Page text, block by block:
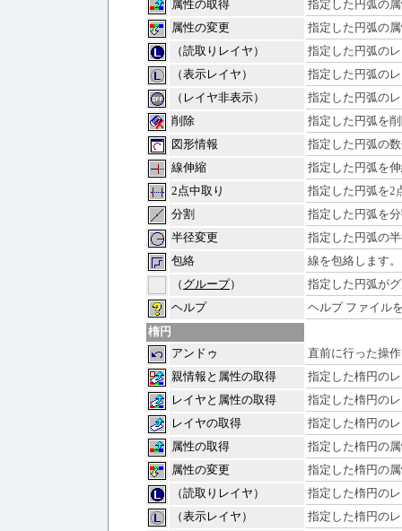
属性の取得
指定した円弧の
属性の変更
指定した円弧の
（読取りレイヤ）
指定した円弧の
（表示レイヤ）
指定した円弧の
（レイヤ非表示）
指定した円弧の
削除
指定した円弧を
図形情報
指定した円弧の
線伸縮
指定した円弧を
2点中取り
指定した円弧を2
分割
指定した円弧を
半径変更
指定した円弧の
包絡
線を包絡します。
（ グループ）
指定した円弧が
ヘルプ
ヘルプ ファイル
楕円
アンドゥ
直前に行った操
親情報と属性の取得
指定した楕円の
レイヤと属性の取得
指定した楕円の
レイヤの取得
指定した楕円の
属性の取得
指定した楕円の
属性の変更
指定した楕円の
（読取りレイヤ）
指定した楕円の
（表示レイヤ）
指定した楕円の